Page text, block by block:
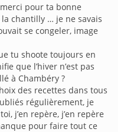
pour ta bonne
chantilly … je ne savais
se congeler, image
tu shoote toujours en
que l’hiver n’est pas
à Chambéry ?
des recettes dans tous
régulièrement, je
j’en repère, j’en repère
pour faire tout ce